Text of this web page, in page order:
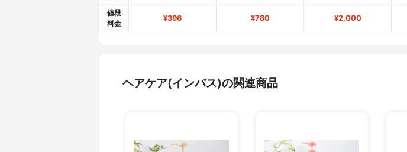
値段
料金
¥396 ¥780 ¥2,000
ヘアケア(インバス)の関連商品